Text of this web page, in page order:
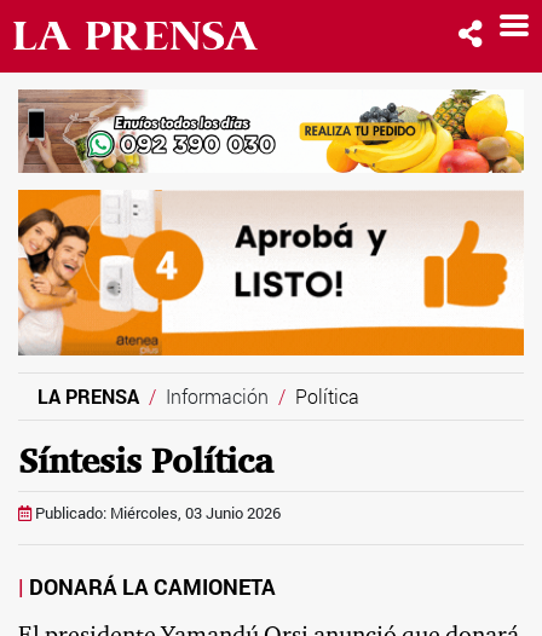
LA PRENSA Información Política
Síntesis Política
Publicado: Miércoles, 03 Junio 2026
DONARÁ LA CAMIONETA